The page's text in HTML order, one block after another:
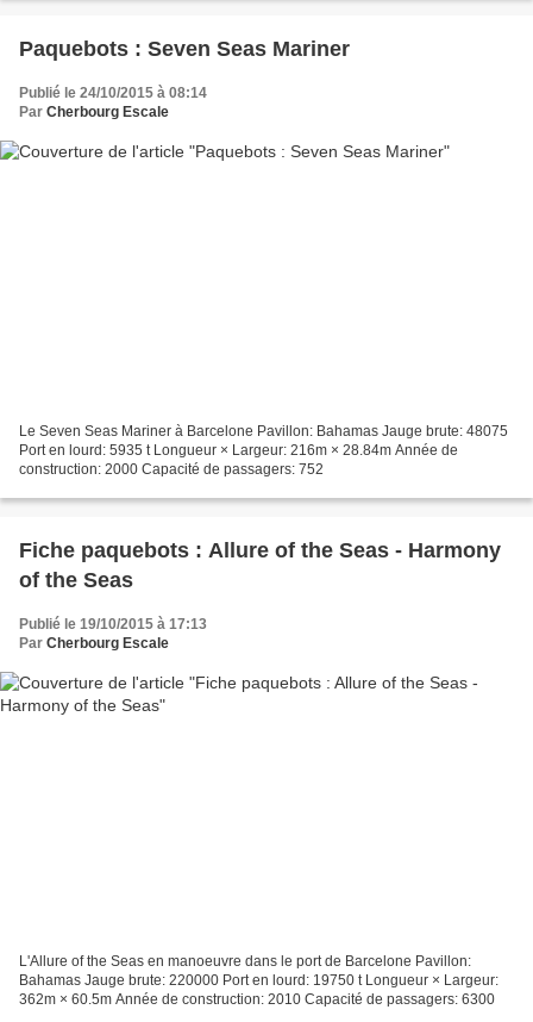
Paquebots : Seven Seas Mariner
Publié le 24/10/2015 à 08:14
Par Cherbourg Escale
Le Seven Seas Mariner à Barcelone Pavillon: Bahamas Jauge brute: 48075
Port en lourd: 5935 t Longueur × Largeur: 216m × 28.84m Année de
construction: 2000 Capacité de passagers: 752
Fiche paquebots : Allure of the Seas - Harmony
of the Seas
Publié le 19/10/2015 à 17:13
Par Cherbourg Escale
L'Allure of the Seas en manoeuvre dans le port de Barcelone Pavillon:
Bahamas Jauge brute: 220000 Port en lourd: 19750 t Longueur × Largeur:
362m × 60.5m Année de construction: 2010 Capacité de passagers: 6300